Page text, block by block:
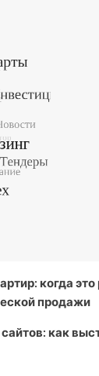
когда это
продажи
как